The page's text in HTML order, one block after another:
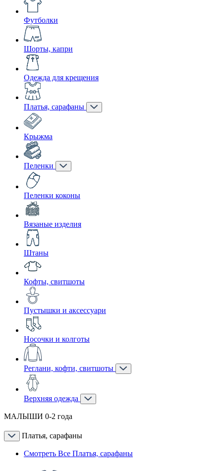
Футболки
Шорты, капри
Одежда для крещения
Платья, сарафаны
Крыжма
Пеленки
Пеленки коконы
Вязаные изделия
Штаны
Кофты, свитшоты
Пустышки и аксессуари
Носочки и колготы
Реглани, кофти, свитшоты
Верхняя одежда
МАЛЫШИ 0-2 года
Платья, сарафаны
Смотреть Все Платья, сарафаны